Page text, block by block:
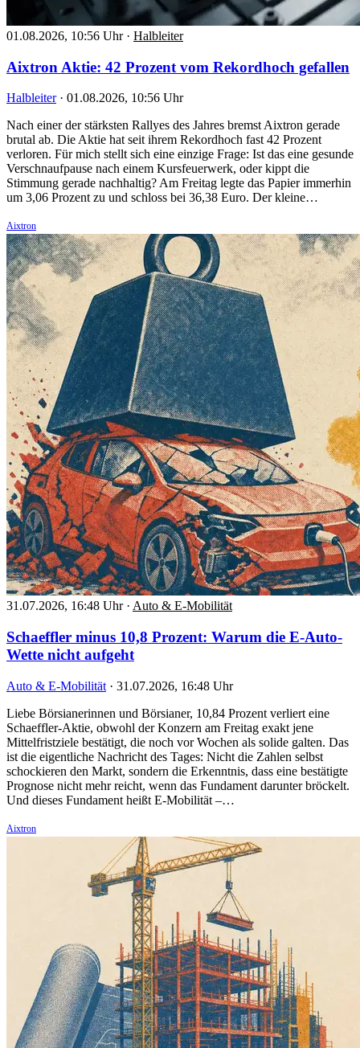
01.08.2026, 10:56 Uhr · Halbleiter
Aixtron Aktie: 42 Prozent vom Rekordhoch gefallen
Halbleiter · 01.08.2026, 10:56 Uhr
Nach einer der stärksten Rallyes des Jahres bremst Aixtron gerade
brutal ab. Die Aktie hat seit ihrem Rekordhoch fast 42 Prozent
verloren. Für mich stellt sich eine einzige Frage: Ist das eine gesunde
Verschnaufpause nach einem Kursfeuerwerk, oder kippt die
Stimmung gerade nachhaltig? Am Freitag legte das Papier immerhin
um 3,06 Prozent zu und schloss bei 36,38 Euro. Der kleine…
Aixtron
31.07.2026, 16:48 Uhr · Auto & E-Mobilität
Schaeffler minus 10,8 Prozent: Warum die E-Auto-
Wette nicht aufgeht
Auto & E-Mobilität · 31.07.2026, 16:48 Uhr
Liebe Börsianerinnen und Börsianer, 10,84 Prozent verliert eine
Schaeffler-Aktie, obwohl der Konzern am Freitag exakt jene
Mittelfristziele bestätigt, die noch vor Wochen als solide galten. Das
ist die eigentliche Nachricht des Tages: Nicht die Zahlen selbst
schockieren den Markt, sondern die Erkenntnis, dass eine bestätigte
Prognose nicht mehr reicht, wenn das Fundament darunter bröckelt.
Und dieses Fundament heißt E-Mobilität –…
Aixtron